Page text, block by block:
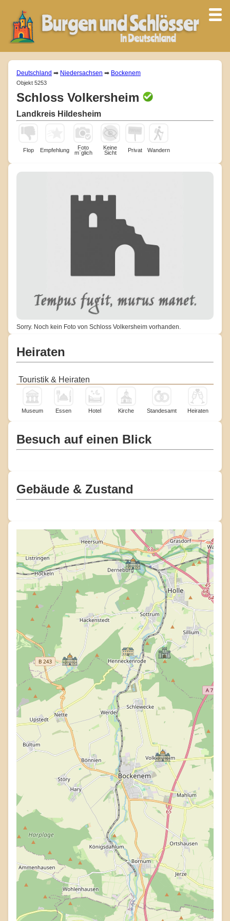
Deutschland ➡ Niedersachsen ➡ Bockenem
Objekt 5253
Schloss Volkersheim
Landkreis Hildesheim
Flop Empfehlung
Foto
m¨glich
Keine
Sicht
Privat Wandern
Sorry. Noch kein Foto von Schloss Volkersheim vorhanden.
Heiraten
Touristik & Heiraten
Museum Essen Hotel Kirche Standesamt Heiraten
Besuch auf einen Blick
Gebäude & Zustand